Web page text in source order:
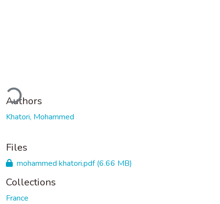
Authors
Khatori, Mohammed
Files
mohammed khatori.pdf(6.66 MB)
Collections
France